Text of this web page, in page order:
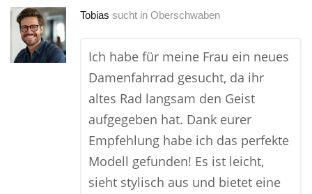
Tobias sucht in Oberschwaben
Ich habe für meine Frau ein neues
Damenfahrrad gesucht, da ihr
altes Rad langsam den Geist
aufgegeben hat. Dank eurer
Empfehlung habe ich das perfekte
Modell gefunden! Es ist leicht,
sieht stylisch aus und bietet eine